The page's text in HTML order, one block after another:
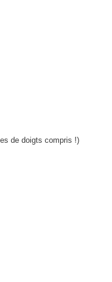
de doigts compris !)